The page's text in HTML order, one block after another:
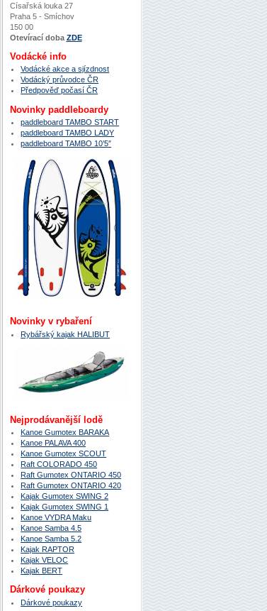
Císařská louka 27
Praha 5 - Smíchov
150 00
Otevírací doba ZDE
Vodácké info
Vodácké akce a sjízdnost
Vodácký průvodce ČR
Předpověď počasí ČR
Novinky paddleboardy
paddleboard TAMBO START
paddleboard TAMBO LADY
paddleboard TAMBO 10’5″
Novinky v rybaření
Rybářský kajak HALIBUT
Nejprodávanější lodě
Kanoe Gumotex BARAKA
Kanoe PALAVA 400
Kanoe Gumotex SCOUT
Raft COLORADO 450
Raft Gumotex ONTARIO 450
Raft Gumotex ONTARIO 420
Kajak Gumotex SWING 2
Kajak Gumotex SWING 1
Kanoe VYDRA Maku
Kanoe Samba 4.5
Kanoe Samba 5.2
Kajak RAPTOR
Kajak VELOC
Kajak BERT
Dárkové poukazy
Dárkové poukazy